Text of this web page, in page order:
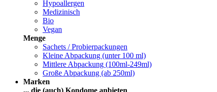
Hypoallergen
Medizinisch
Bio
Vegan
Menge
Sachets / Probierpackungen
Kleine Abpackung (unter 100 ml)
Mittlere Abpackung (100ml-249ml)
Große Abpackung (ab 250ml)
Marken
... die (auch) Kondome anbieten